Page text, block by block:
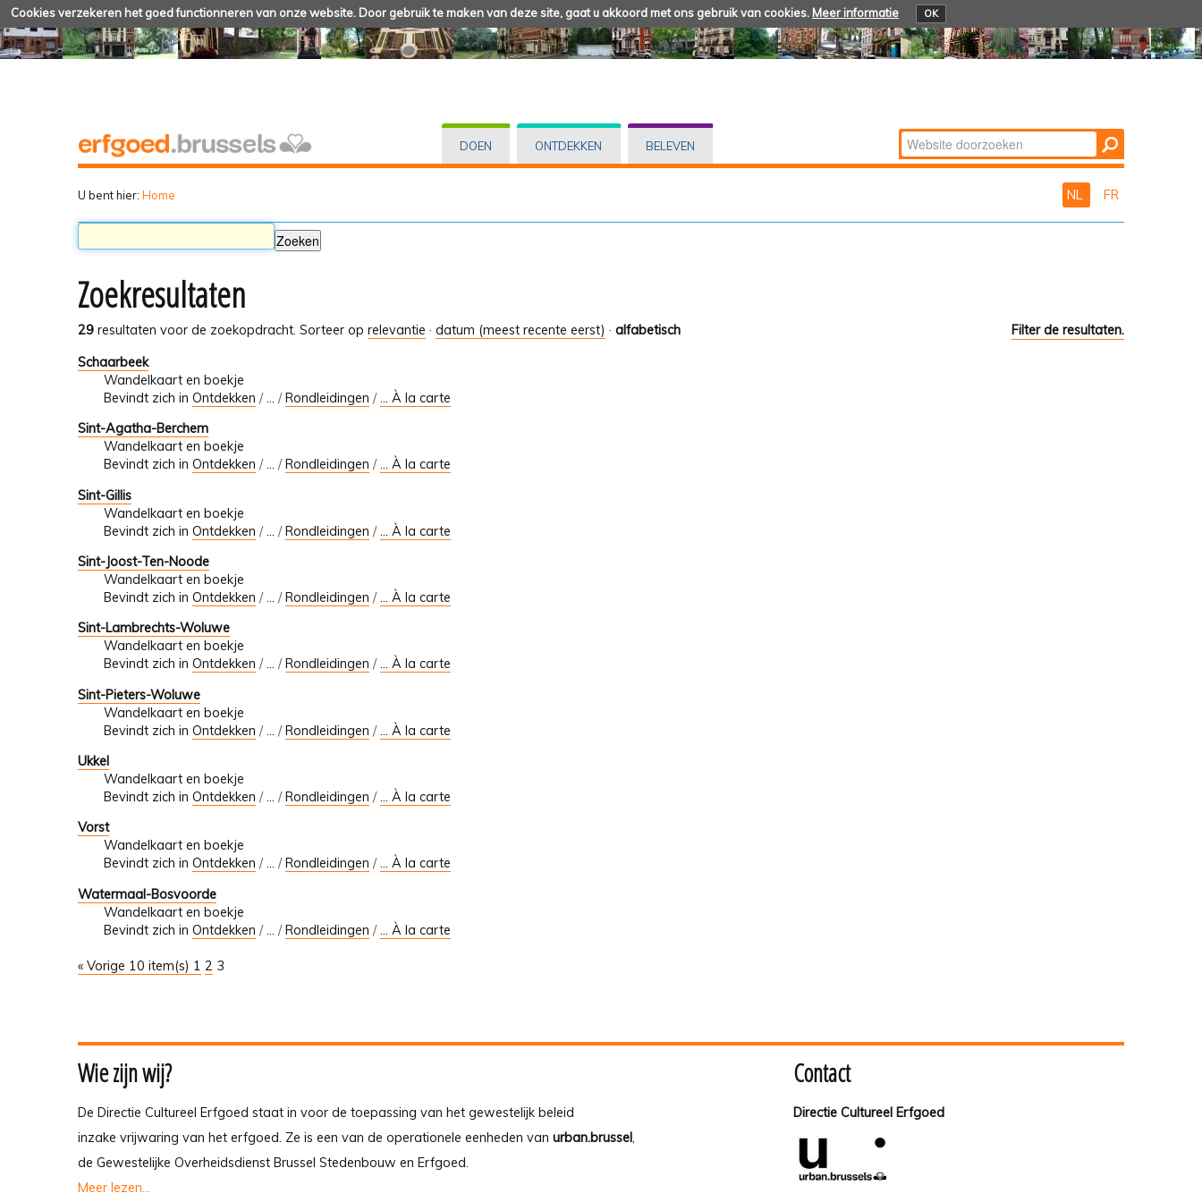
Cookies verzekeren het goed functionneren van onze website. Door gebruik te maken van deze site, gaat u akkoord met ons gebruik van cookies. Meer informatie OK
DOEN ONTDEKKEN BELEVEN Zoek
Geavanceerd
U bent hier: Home NL FR
Zoekresultaten
29 resultaten voor de zoekopdracht. Filter de resultaten.
Sorteer op relevantie · datum (meest recente eerst) · alfabetisch
Schaarbeek
Wandelkaart en boekje
Bevindt zich in Ontdekken /… /Rondleidingen /... À la carte
Sint-Agatha-Berchem
Wandelkaart en boekje
Bevindt zich in Ontdekken /… /Rondleidingen /... À la carte
Sint-Gillis
Wandelkaart en boekje
Bevindt zich in Ontdekken / /Rondleidingen /
... À la carte
Sint-Joost-Ten-Noode
Wandelkaart en boekje
Bevindt zich in Ontdekken /… /Rondleidingen /... À la carte
Sint-Lambrechts-Woluwe
Wandelkaart en boekje
Bevindt zich in Ontdekken /… /Rondleidingen /... À la carte
Sint-Pieters-Woluwe
Wandelkaart en boekje
Bevindt zich in Ontdekken /… /Rondleidingen /... À la carte
Ukkel
Wandelkaart en boekje
Bevindt zich in Ontdekken /… /Rondleidingen /... À la carte
Vorst
Wandelkaart en boekje
Bevindt zich in Ontdekken /… / Rondleidingen /... À la carte
Watermaal-Bosvoorde
Wandelkaart en boekje
Bevindt zich in Ontdekken /… /Rondleidingen /... À la carte
« Vorige 10 item(s) 1 2 3
Wie zijn wij?
De Directie Cultureel Erfgoed staat in voor de toepassing van het gewestelijk beleid
inzake vrijwaring van het erfgoed. Ze is een van de operationele eenheden van urban.brussel
de Gewestelijke Overheidsdienst Brussel Stedenbouw en Erfgoed.
Meer lezen...
Contact
Directie Cultureel Erfgoed